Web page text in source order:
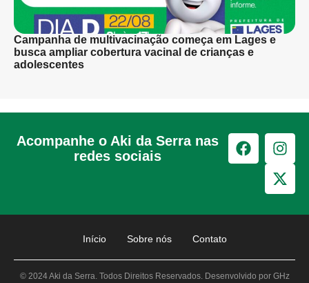
Campanha de multivacinação começa em Lages e
busca ampliar cobertura vacinal de crianças e
adolescentes
Acompanhe o Aki da Serra nas
redes sociais
Início Sobre nós Contato
© 2024 Aki da Serra. Todos Direitos Reservados. Desenvolvido por GHz